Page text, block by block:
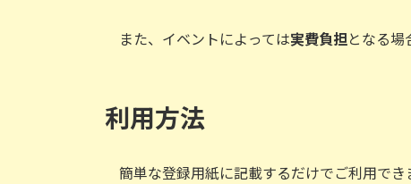
また、イベントによっては実費負担 となる場
利用方法
簡単な登録用紙に記載するだけでご利用でき